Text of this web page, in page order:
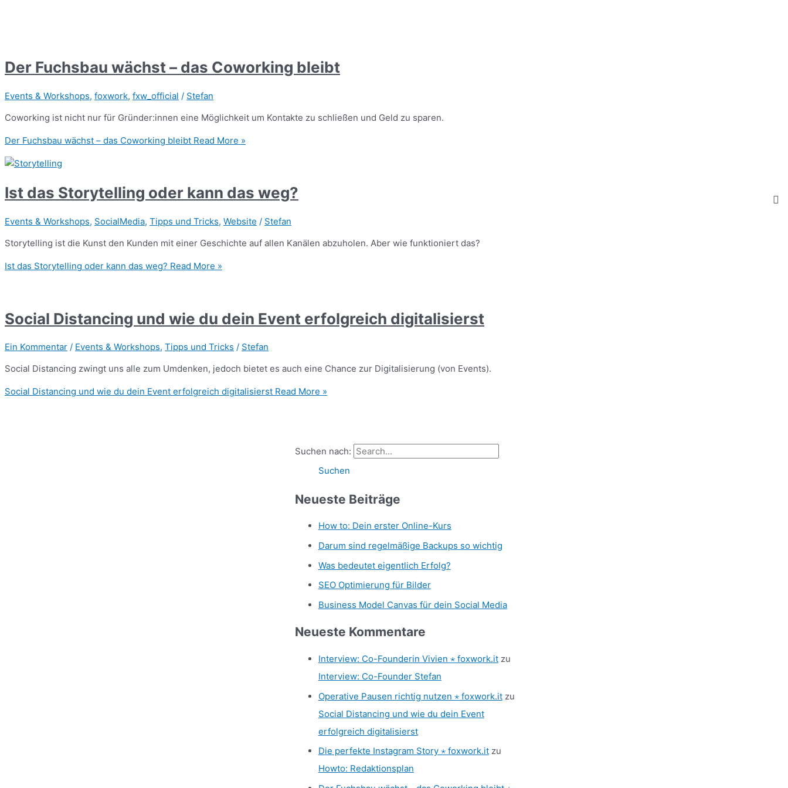
Der Fuchsbau wächst – das Coworking bleibt
Events & Workshops, foxwork, fxw_official / Stefan
Coworking ist nicht nur für Gründer:innen eine Möglichkeit um Kontakte zu schließen und Geld zu sparen.
Der Fuchsbau wächst – das Coworking bleibt Read More »
Ist das Storytelling oder kann das weg?
Events & Workshops, SocialMedia, Tipps und Tricks, Website / Stefan
Storytelling ist die Kunst den Kunden mit einer Geschichte auf allen Kanälen abzuholen. Aber wie funktioniert das?
Ist das Storytelling oder kann das weg? Read More »
Social Distancing und wie du dein Event erfolgreich digitalisierst
Ein Kommentar / Events & Workshops, Tipps und Tricks / Stefan
Social Distancing zwingt uns alle zum Umdenken, jedoch bietet es auch eine Chance zur Digitalisierung (von Events).
Social Distancing und wie du dein Event erfolgreich digitalisierst Read More »
Suchen nach:
Neueste Beiträge
How to: Dein erster Online-Kurs
Darum sind regelmäßige Backups so wichtig
Was bedeutet eigentlich Erfolg?
SEO Optimierung für Bilder
Business Model Canvas für dein Social Media
Neueste Kommentare
Interview: Co-Founderin Vivien ⋆ foxwork.itzu
Interview: Co-Founder Stefan
Operative Pausen richtig nutzen ⋆ foxwork.itzu
Social Distancing und wie du dein Event
erfolgreich digitalisierst
Die perfekte Instagram Story ⋆ foxwork.itzu
Howto: Redaktionsplan